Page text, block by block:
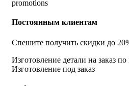
Постоянным клиентам
Спешите получить скидки до
Изготовление детали на заказ
Изготовление под заказ